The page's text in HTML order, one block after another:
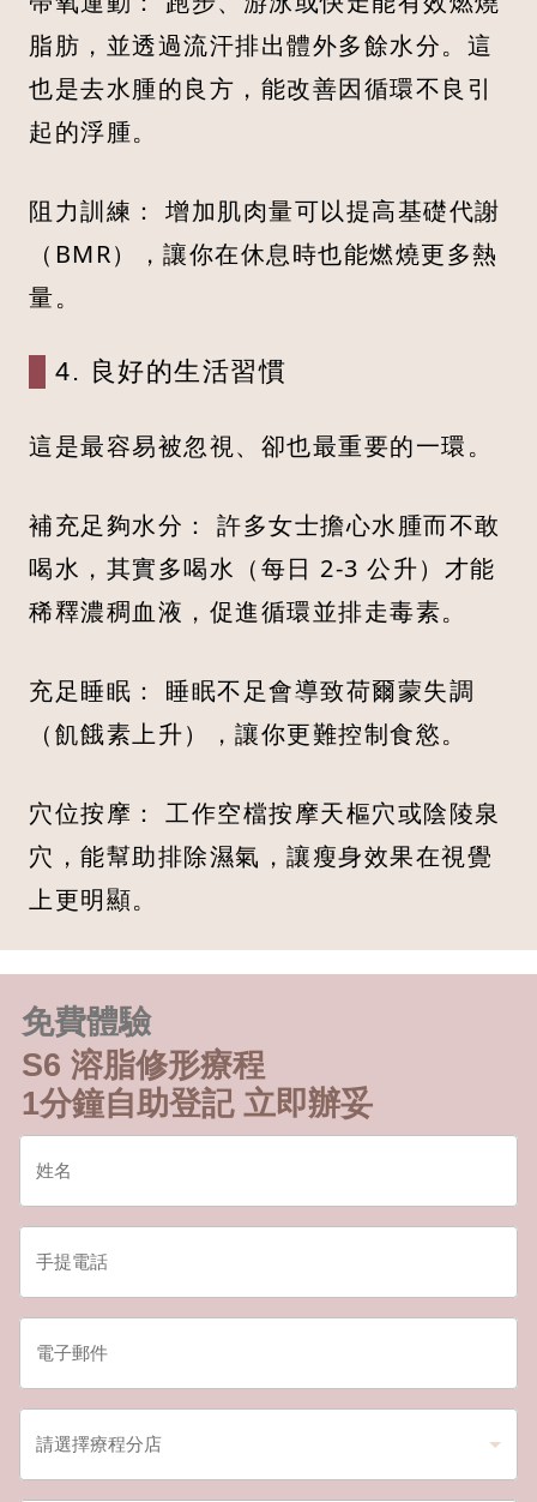
脂肪，並透過流汗排出體外多餘水分。這
也是去水腫的良方，能改善因循環不良引
起的浮腫。
阻力訓練： 增加肌肉量可以提高基礎代謝
（BMR），讓你在休息時也能燃燒更多熱
量。
4. 良好的生活習慣
這是最容易被忽視、卻也最重要的一環。
補充足夠水分： 許多女士擔心水腫而不敢
喝水，其實多喝水（每日 2-3 公升）才能
稀釋濃稠血液，促進循環並排走毒素。
充足睡眠： 睡眠不足會導致荷爾蒙失調
（飢餓素上升），讓你更難控制食慾。
穴位按摩： 工作空檔按摩天樞穴或陰陵泉
穴，能幫助排除濕氣，讓瘦身效果在視覺
上更明顯。
免費體驗
S6 溶脂修形療程
1分鐘自助登記 立即辦妥